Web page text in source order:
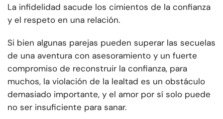
La infidelidad sacude los cimientos de la confianza
y el respeto en una relación.
Si bien algunas parejas pueden superar las secuelas
de una aventura con asesoramiento y un fuerte
compromiso de reconstruir la confianza, para
muchos, la violación de la lealtad es un obstáculo
demasiado importante, y el amor por sí solo puede
no ser insuficiente para sanar.